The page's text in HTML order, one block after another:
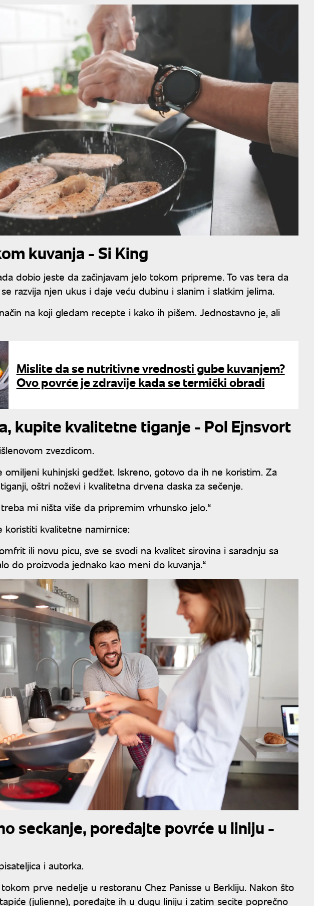
kuvanja - Si King
dobio jeste da začinjavam jelo tokom pripreme. To vas tera da
razvija njen ukus i daje veću dubinu i slanim i slatkim jelima.
na koji gledam recepte i kako ih pišem. Jednostavno je, ali
Mislite da se nutritivne vrednosti gube kuvanjem?
Ovo povrće je zdravije kada se termički obradi
kupite kvalitetne tiganje - Pol Ejnsvort
zvezdicom.
kuhinjski gedžet. Iskreno, gotovo da ih ne koristim. Za
oštri noževi i kvalitetna drvena daska za sečenje.
mi ništa više da pripremim vrhunsko jelo.“
koristiti kvalitetne namirnice:
ili novu picu, sve se svodi na kvalitet sirovina i saradnju sa
do proizvoda jednako kao meni do kuvanja.“
seckanje, poređajte povrće u liniju -
i autorka.
prve nedelje u restoranu Chez Panisse u Berkliju. Nakon što
(julienne), poređajte ih u dugu liniju i zatim secite poprečno